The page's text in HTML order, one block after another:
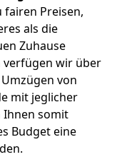
fairen Preisen,
als die
Zuhause
verfügen wir über
von
mit jeglicher
somit
Budget eine